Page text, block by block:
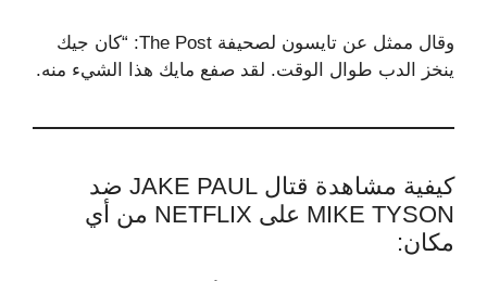
وقال ممثل عن تايسون لصحيفة The Post: “كان جيك
ينخز الدب طوال الوقت. لقد صفع مايك هذا الشيء منه.
كيفية مشاهدة قتال JAKE PAUL ضد
MIKE TYSON على NETFLIX من أي
مكان: